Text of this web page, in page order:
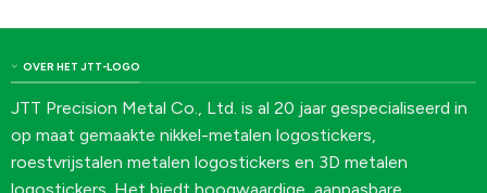
OVER HET JTT-LOGO
JTT Precision Metal Co., Ltd. is al 20 jaar gespecialiseerd in
op maat gemaakte nikkel-metalen logostickers,
roestvrijstalen metalen logostickers en 3D metalen